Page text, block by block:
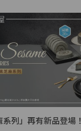
列」再有新品登場！